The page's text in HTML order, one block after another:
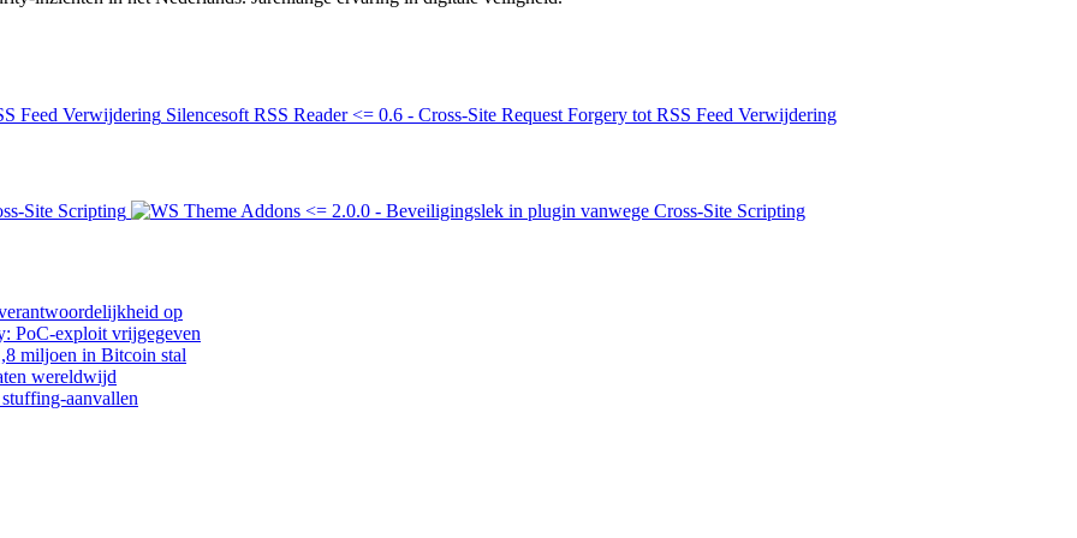
Silencesoft RSS Reader <= 0.6 - Cross-Site Request Forgery tot RSS Feed Verwijdering
Site Scripting
op
PoC-exploit vrijgegeven
miljoen in Bitcoin stal
wereldwijd
aanvallen